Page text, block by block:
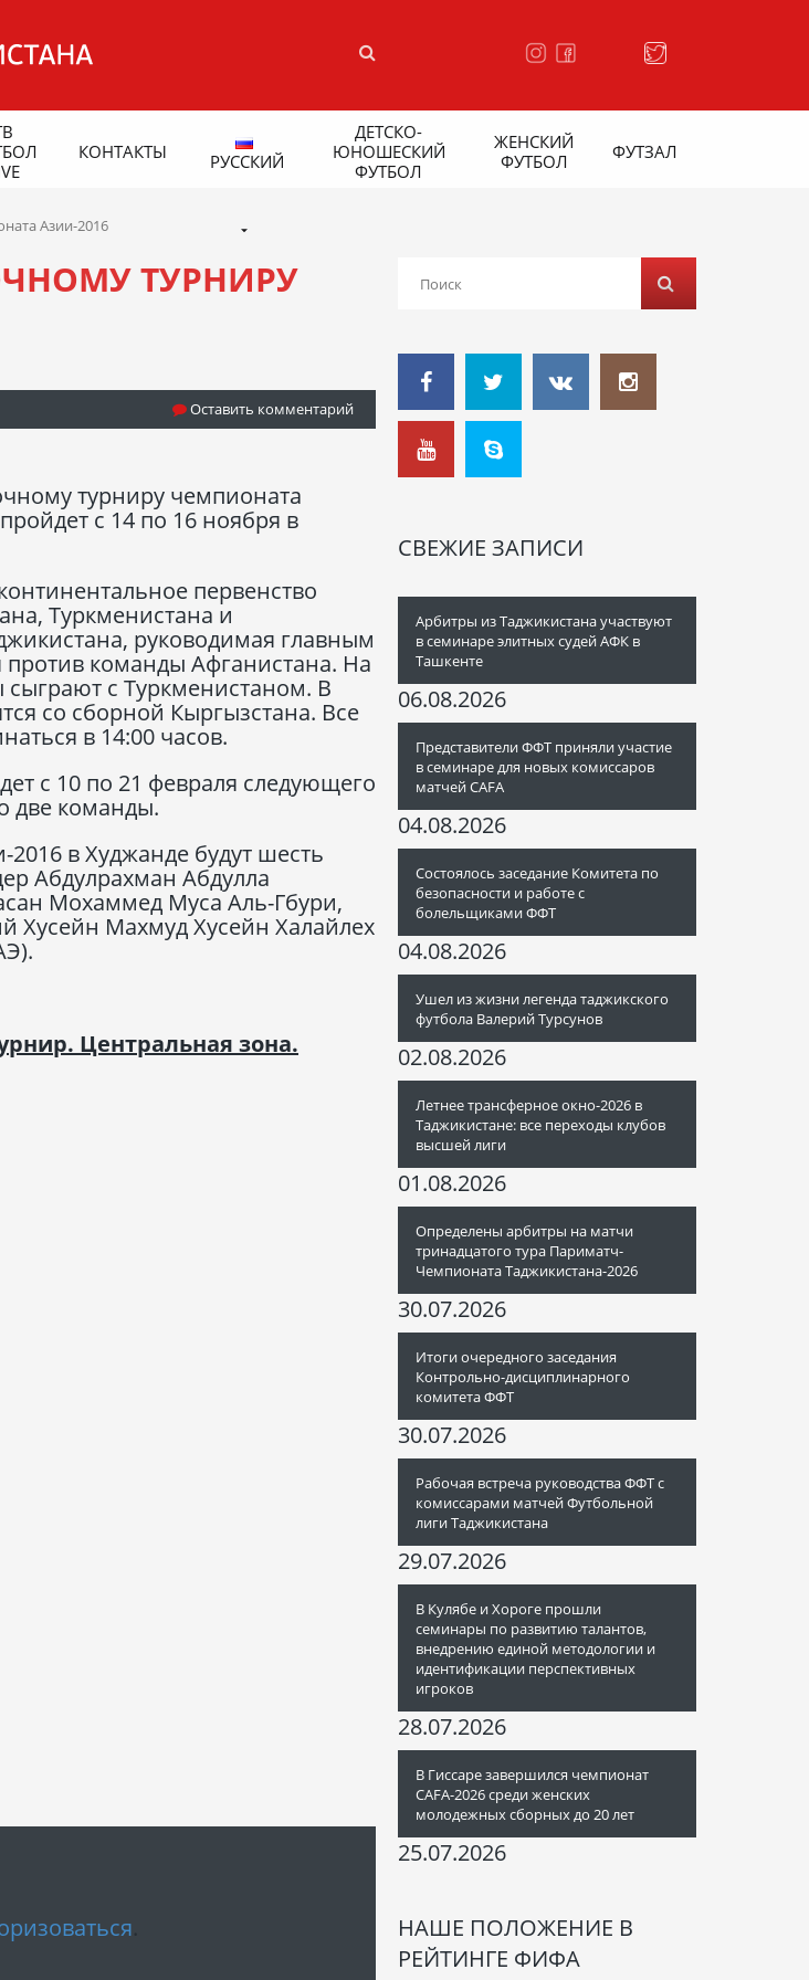
КОНТАКТЫ РУССКИЙ
ДЕТСКО-
ЮНОШЕСКИЙ
ФУТБОЛ
ЖЕНСКИЙ
ФУТБОЛ
ФУТЗАЛ
Азии-2016
ТУРНИРУ
Оставить комментарий
турниру чемпионата
с 14 по 16 ноября в
первенство
Туркменистана и
руководимая главным
команды Афганистана. На
с Туркменистаном. В
со сборной Кыргызстана. Все
в 14:00 часов.
с 10 по 21 февраля следующего
две команды.
в Худжанде будут шесть
Абдулрахман Абдулла
Мохаммед Муса Аль-Гбури,
Хусейн Махмуд Хусейн Халайлех
Центральная зона.
СВЕЖИЕ ЗАПИСИ
Арбитры из Таджикистана участвуют
в семинаре элитных судей АФК в
Ташкенте
06.08.2026
Представители ФФТ приняли участие
в семинаре для новых комиссаров
матчей CAFA
04.08.2026
Состоялось заседание Комитета по
безопасности и работе с
болельщиками ФФТ
04.08.2026
Ушел из жизни легенда таджикского
футбола Валерий Турсунов
02.08.2026
Летнее трансферное окно-2026 в
Таджикистане: все переходы клубов
высшей лиги
01.08.2026
Определены арбитры на матчи
тринадцатого тура Париматч-
Чемпионата Таджикистана-2026
30.07.2026
Итоги очередного заседания
Контрольно-дисциплинарного
комитета ФФТ
30.07.2026
Рабочая встреча руководства ФФТ с
комиссарами матчей Футбольной
лиги Таджикистана
29.07.2026
В Кулябе и Хороге прошли
семинары по развитию талантов,
внедрению единой методологии и
идентификации перспективных
игроков
28.07.2026
В Гиссаре завершился чемпионат
CAFA-2026 среди женских
молодежных сборных до 20 лет
25.07.2026
НАШЕ ПОЛОЖЕНИЕ В
РЕЙТИНГЕ ФИФА